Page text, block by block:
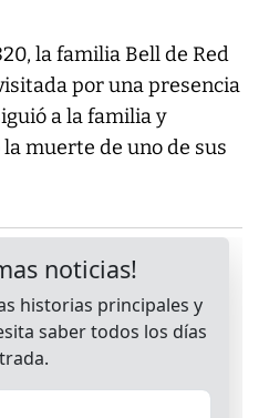
la familia Bell de Red
por una presencia
a la familia y
muerte de uno de sus